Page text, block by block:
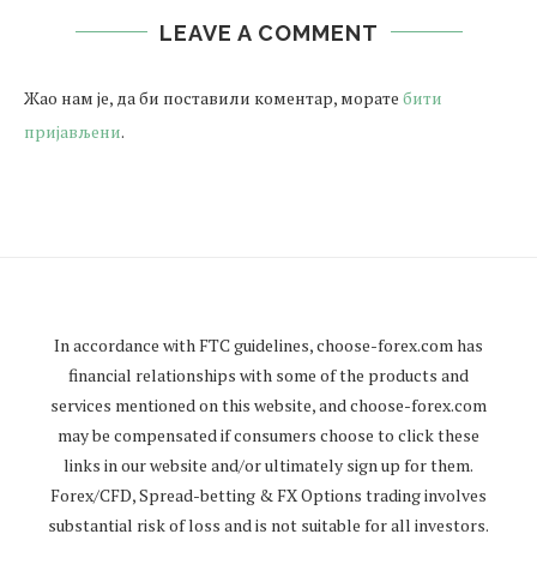
LEAVE A COMMENT
Жао нам је, да би поставили коментар, морате бити
пријављени.
In accordance with FTC guidelines,choose-forex.com has
financial relationships with some of the products and
services mentioned on this website, and choose-forex.com
may be compensated if consumers choose to click these
links in our website and/or ultimately sign up for them.
Forex/CFD, Spread-betting & FX Options trading involves
substantial risk of loss and is not suitable for all investors.